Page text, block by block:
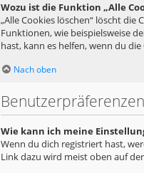
Wozu ist die Funktion „Alle
„Alle Cookies löschen“ löscht
Funktionen, wie beispielsweise
hast, kann es helfen, wenn du
Nach oben
Wie kann ich meine
Wenn du dich registriert hast,
Link dazu wird meist oben auf